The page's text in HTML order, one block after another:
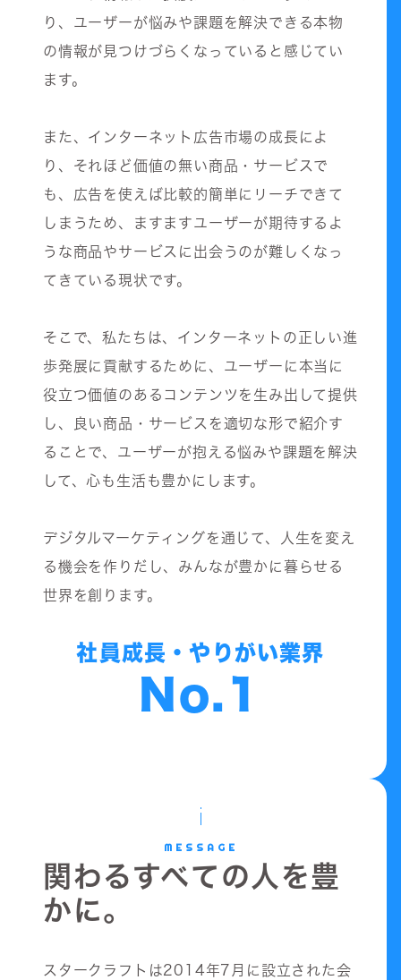
り、ユーザーが悩みや課題を解決できる本物
の情報が見つけづらくなっていると感じてい
ます。
また、インターネット広告市場の成長によ
り、それほど価値の無い商品・サービスで
も、広告を使えば比較的簡単にリーチできて
しまうため、ますますユーザーが期待するよ
うな商品やサービスに出会うのが難しくなっ
てきている現状です。
そこで、私たちは、インターネットの正しい進
歩発展に貢献するために、ユーザーに本当に
役立つ価値のあるコンテンツを生み出して提供
し、良い商品・サービスを適切な形で紹介す
ることで、ユーザーが抱える悩みや課題を解決
して、心も生活も豊かにします。
デジタルマーケティングを通じて、人生を変え
る機会を作りだし、みんなが豊かに暮らせる
世界を創ります。
社員成長・やりがい業界
No.1
MESSAGE
関わるすべての人を豊
かに。
スタークラフトは2014年7月に設立された会